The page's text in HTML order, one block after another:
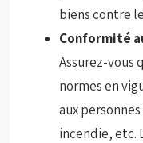
biens contre
Conformité
Assurez-vous
normes en
aux
incendie, etc.